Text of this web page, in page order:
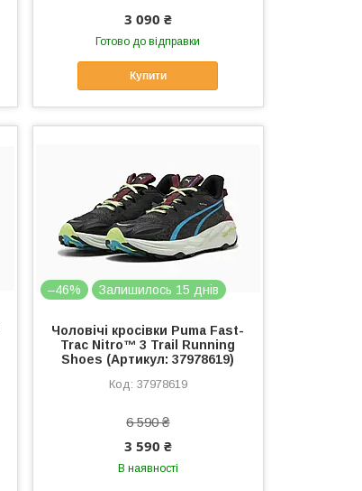
3 090 ₴
Готово до відправки
Купити
–46% Залишилось 15 днів
Чоловічі кросівки Puma Fast-
Trac Nitro™ 3 Trail Running
Shoes (Артикул: 37978619)
37978619
6 590 ₴
3 590 ₴
В наявності